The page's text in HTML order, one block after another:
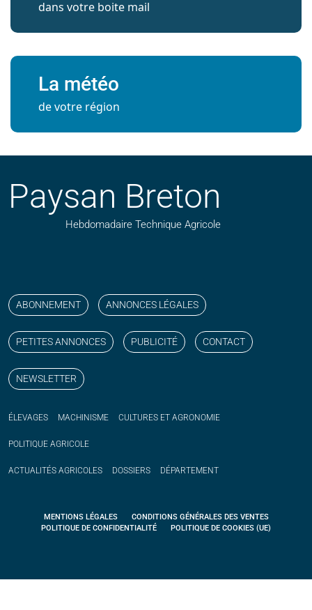
dans votre boite mail
La météo
de votre région
Paysan Breton
Hebdomadaire Technique Agricole
ABONNEMENT ANNONCES LÉGALES
PETITES ANNONCES PUBLICITÉ CONTACT
NEWSLETTER
ÉLEVAGES MACHINISME CULTURES ET AGRONOMIE
POLITIQUE AGRICOLE
ACTUALITÉS AGRICOLES DOSSIERS DÉPARTEMENT
MENTIONS LÉGALES
CONDITIONS GÉNÉRALES DES VENTES
POLITIQUE DE CONFIDENTIALITÉ
POLITIQUE DE COOKIES (UE)